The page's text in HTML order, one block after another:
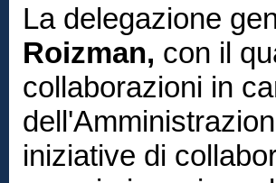
La delegazione
Roizman, con il
collaborazioni in
iniziative di